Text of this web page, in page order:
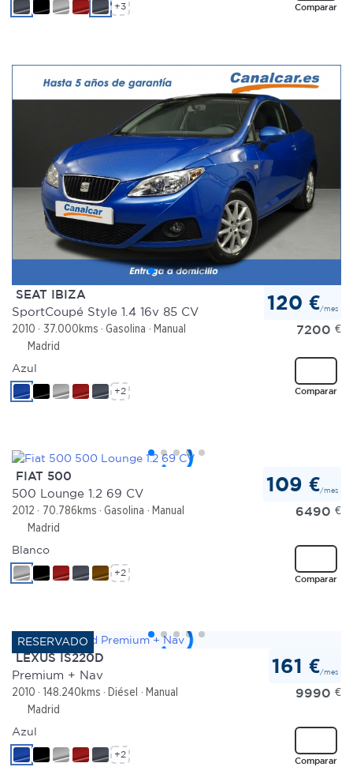
Comparar
+3
SEAT IBIZA
SportCoupé Style 1.4 16v 85 CV
2010 37.000kms Gasolina
Manual
Madrid
120 €/mes
7200 €
Comparar
Azul
+2
FIAT 500
500 Lounge 1.2 69 CV
2012 70.786kms Gasolina
Manual
Madrid
109 €/mes
6490 €
Comparar
Blanco
+2
LEXUS IS220D
Premium + Nav
2010 148.240kms Diésel
Manual
Madrid
161 €/mes
9990 €
Comparar
Azul
+2